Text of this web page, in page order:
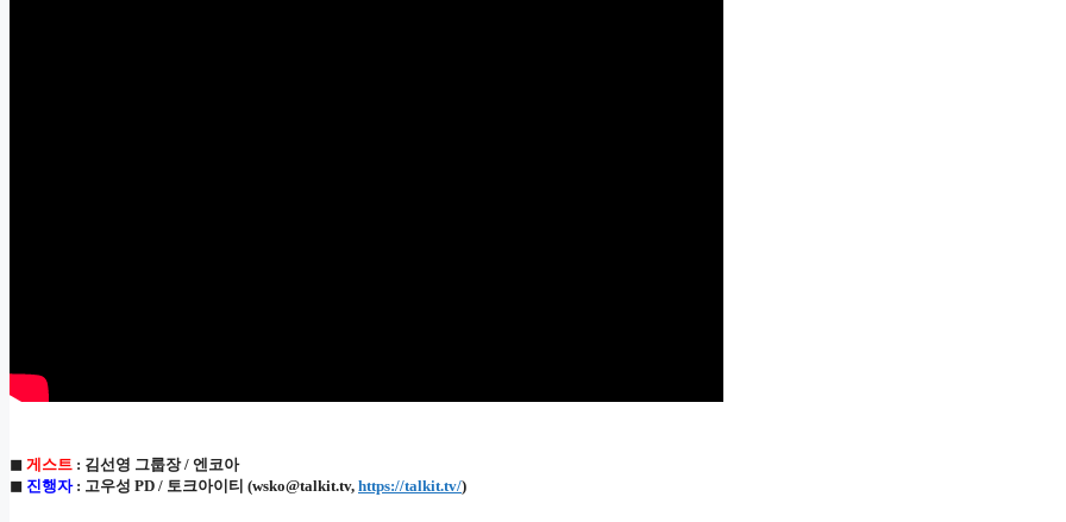
◼ 게스트 : 김선영 그룹장 / 엔코아
◼ 진행자: 고우성 PD / 토크아이티 (wsko@talkit.tv, https://talkit.tv/)